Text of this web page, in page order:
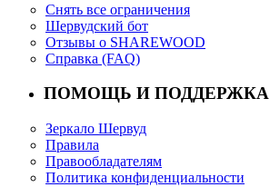
Снять все ограничения
Шервудский бот
Отзывы о SHAREWOOD
Справка (FAQ)
ПОМОЩЬ И ПОДДЕРЖКА
Зеркало Шервуд
Правила
Правообладателям
Политика конфиденциальности